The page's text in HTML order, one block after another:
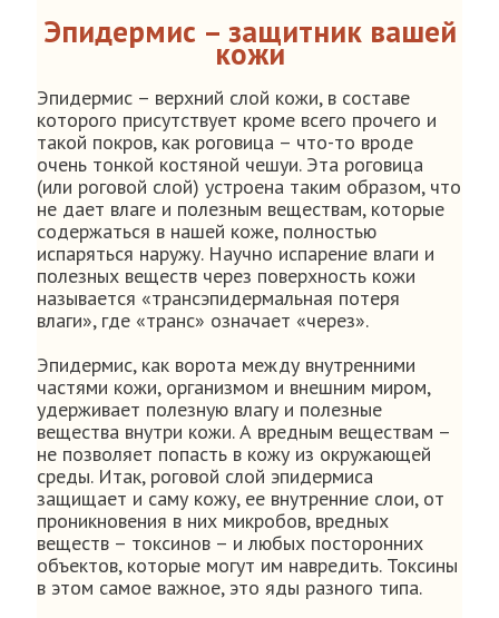
Эпидермис – защитник вашей
кожи
Эпидермис – верхний слой кожи, в составе
которого присутствует кроме всего прочего и
такой покров, как роговица – что-то вроде
очень тонкой костяной чешуи. Эта роговица
(или роговой слой) устроена таким образом, что
не дает влаге и полезным веществам, которые
содержаться в нашей коже, полностью
испаряться наружу. Научно испарение влаги и
полезных веществ через поверхность кожи
называется «трансэпидермальная потеря
влаги», где «транс» означает «через».
Эпидермис, как ворота между внутренними
частями кожи, организмом и внешним миром,
удерживает полезную влагу и полезные
вещества внутри кожи. А вредным веществам –
не позволяет попасть в кожу из окружающей
среды. Итак, роговой слой эпидермиса
защищает и саму кожу, ее внутренние слои, от
проникновения в них микробов, вредных
веществ – токсинов – и любых посторонних
объектов, которые могут им навредить. Токсины
в этом самое важное, это яды разного типа.